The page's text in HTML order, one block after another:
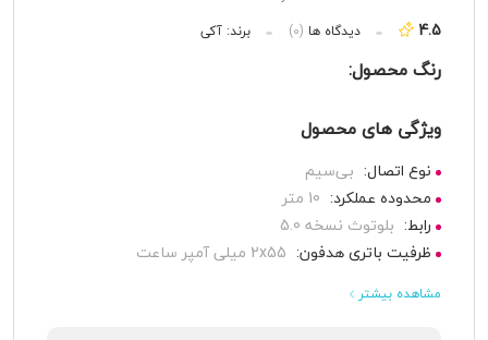
4.5 دیدگاه ها (0) برند: آکی
رنگ محصول:
ویژگی های محصول
نوع اتصال: بی‌سیم
محدوده عملکرد: 10 متر
رابط: بلوتوث نسخه 5.0
ظرفیت باتری هدفون: 2x55 میلی آمپر ساعت
مشاهده بیشتر